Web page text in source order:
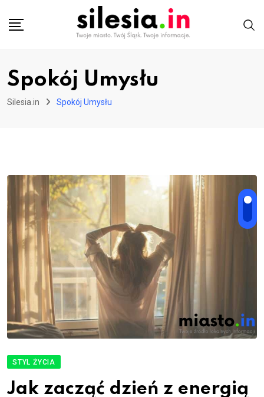
Spokój Umysłu
Silesia.in Spokój Umysłu
STYL ŻYCIA
Jak zacząć dzień z energią